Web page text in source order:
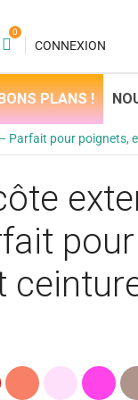
0
CONNEXION
PLANS !
Parfait pour poignets,
Corail Rose
Clair
Rose
fuchsia